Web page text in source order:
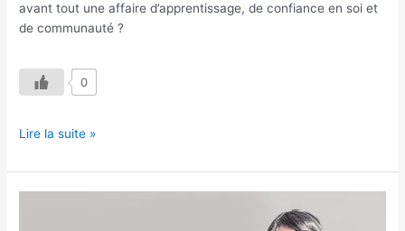
avant tout une affaire d’apprentissage, de confiance en soi et
de communauté ?
0
Lire la suite »